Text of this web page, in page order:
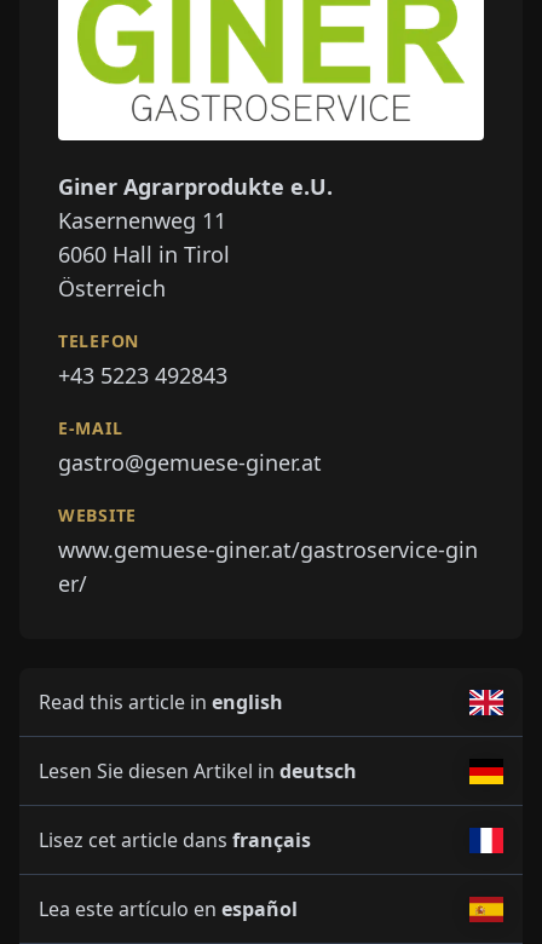
Giner Agrarprodukte e.U.
Kasernenweg 11
6060 Hall in Tirol
Österreich
TELEFON
+43 5223 492843
E-MAIL
gastro@gemuese-giner.at
WEBSITE
www.gemuese-giner.at/gastroservice-gin
er/
Read this article in english
Lesen Sie diesen Artikel in deutsch
Lisez cet article dans français
Lea este artículo en español